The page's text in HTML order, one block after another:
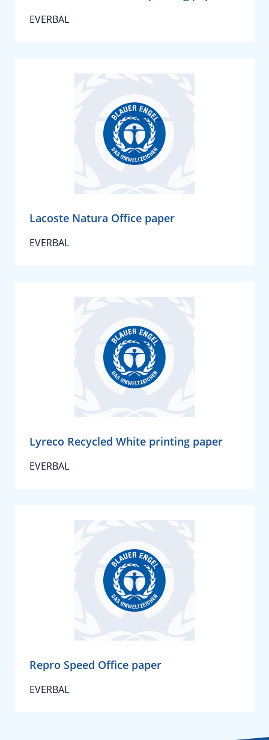
EVERBAL
Lacoste Natura Office paper
EVERBAL
Lyreco Recycled White printing paper
EVERBAL
Repro Speed Office paper
EVERBAL